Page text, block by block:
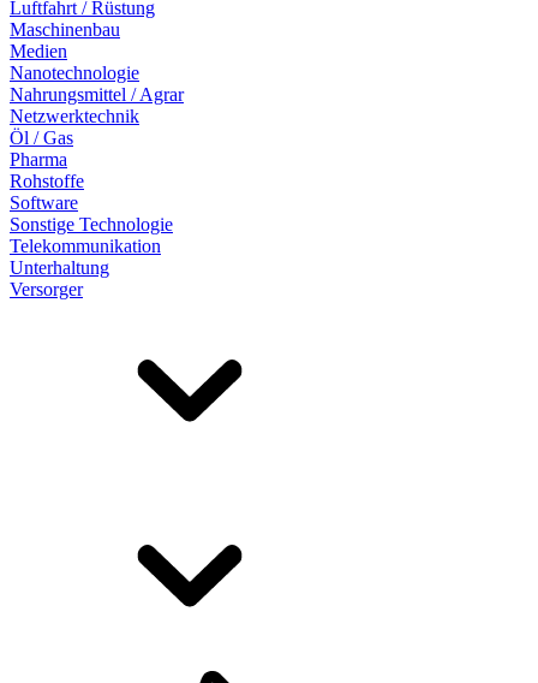
Luftfahrt / Rüstung
Maschinenbau
Medien
Nanotechnologie
Nahrungsmittel / Agrar
Netzwerktechnik
Öl / Gas
Pharma
Rohstoffe
Software
Sonstige Technologie
Telekommunikation
Unterhaltung
Versorger